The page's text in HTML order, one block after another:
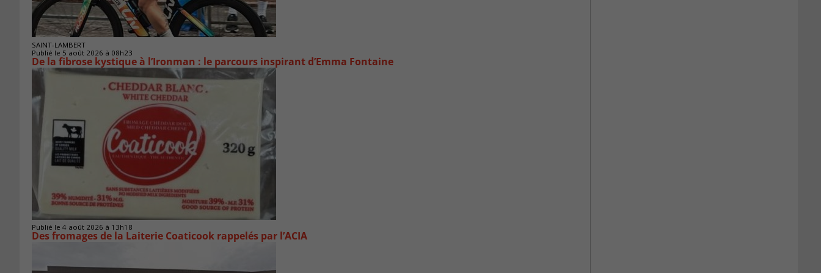
SAINT-LAMBERT
Publié le 5 août 2026 à 08h23
De la fibrose kystique à l’Ironman : le parcours inspirant d’Emma Fontaine
Publié le 4 août 2026 à 13h18
Des fromages de la Laiterie Coaticook rappelés par l’ACIA